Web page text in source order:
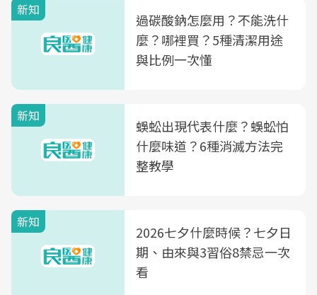
新知
過碳酸鈉怎麼用？不能洗什
麼？哪裡買？5種清潔用途
與比例一次懂
新知
蜈蚣出現代表什麼？蜈蚣怕
什麼味道？6種消滅方法完
整教學
新知
2026七夕什麼時候？七夕日
期、由來與3習俗8禁忌一次
看